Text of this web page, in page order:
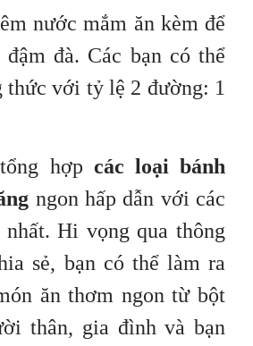
nước mắm ăn kèm để
đà. Các bạn có thể
thức với tỷ lệ 2 đường: 1
hợp các loại bánh
ngon hấp dẫn với các
Hi vọng qua thông
sẻ, bạn có thể làm ra
ăn thơm ngon từ bột
thân, gia đình và bạn